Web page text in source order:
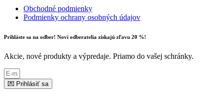
Obchodné podmienky
Podmienky ochrany osobných údajov
Prihláste sa na odber! Noví odberatelia získajú zľavu 20 %!
Akcie, nové produkty a výpredaje. Priamo do vašej schránky.
💌 Prihlásiť sa